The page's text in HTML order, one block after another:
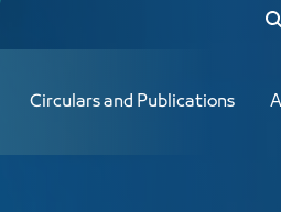
Circulars and Publications